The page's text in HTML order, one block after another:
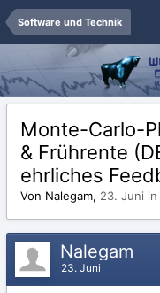
Software und Technik
Monte-Carlo-
& Frührente
ehrliches
Von Nalegam, 23. Juni in
Nalegam
23. Juni